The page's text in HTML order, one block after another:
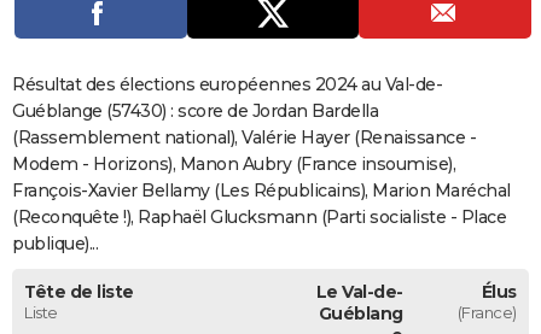
COPAINS D'AVANT
AVIS DE DÉCÈS
FORUM
Bricolage
Lifestyle
Culture
Sport
Auto
Television
Voyage
Cinema
Résultat des élections européennes 2024 au Val-de-
Guéblange (57430) : score de Jordan Bardella
(Rassemblement national), Valérie Hayer (Renaissance -
Modem - Horizons), Manon Aubry (France insoumise),
François-Xavier Bellamy (Les Républicains), Marion Maréchal
(Reconquête !), Raphaël Glucksmann (Parti socialiste - Place
publique)...
Tête de liste
Liste
Le Val-de-
Guéblang
Élus
(France)